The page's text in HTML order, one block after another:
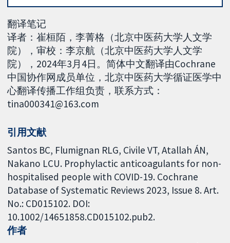
翻译笔记
译者：崔桓陌，李菁格（北京中医药大学人文学
院），审校：李京航（北京中医药大学人文学
院），2024年3月4日。简体中文翻译由Cochrane
中国协作网成员单位，北京中医药大学循证医学中
心翻译传播工作组负责，联系方式：
tina000341@163.com
引用文献
Santos BC, Flumignan RLG, Civile VT, Atallah ÁN,
Nakano LCU. Prophylactic anticoagulants for non-
hospitalised people with COVID-19. Cochrane
Database of Systematic Reviews 2023, Issue 8. Art.
No.: CD015102. DOI:
10.1002/14651858.CD015102.pub2.
作者